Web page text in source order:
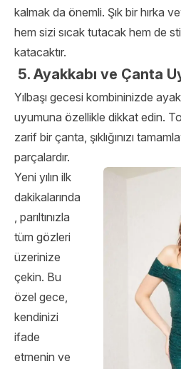
kalmak da önemli. Şık bir hırka
hem sizi sıcak tutacak hem de
katacaktır.
5. Ayakkabı ve Çanta
Yılbaşı gecesi kombininizde
uyumuna özellikle dikkat edin.
zarif bir çanta, şıklığınızı
parçalardır.
Yeni yılın ilk
dakikalarında
, parıltınızla
tüm gözleri
üzerinize
çekin. Bu
özel gece,
kendinizi
ifade
etmenin ve